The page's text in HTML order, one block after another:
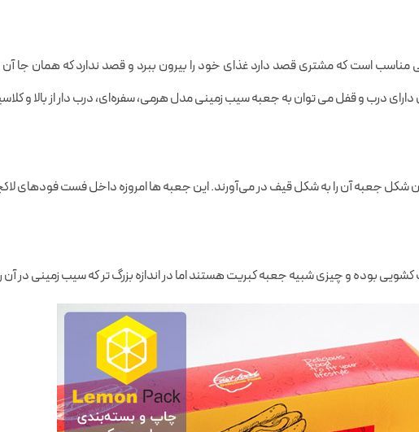
مناسب است که مشتری قصد دارد غذای خود را بیرون ببرد و قصد ندارد که همان جا
درب و قفل می توان به جعبه سیب زمینی مدل هرمی، سفره‌ای‌، درب دار از بالا و
شکل جعبه آن را به شکل قیف در می‌آورند. این جعبه ها امروزه داخل فست فودهای
کشویی بوده و چیزی شبیه جعبه کبریت هستند اما در اندازه بزرگ تر که سیب زمینی در